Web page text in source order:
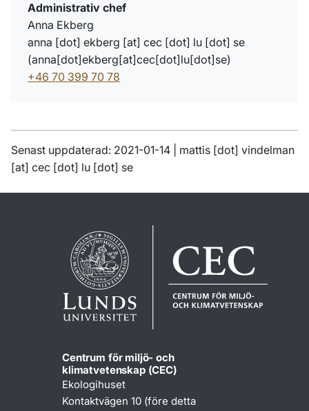
Administrativ chef
Anna Ekberg
anna [dot] ekberg [at] cec [dot] lu [dot] se
(anna[dot]ekberg[at]cec[dot]lu[dot]se)
+46 70 399 70 78
Senast uppdaterad: 2021-01-14 | mattis [dot] vindelman
[at] cec [dot] lu [dot] se
Centrum för miljö- och
klimatvetenskap (CEC)
Ekologihuset
Kontaktvägen 10 (före detta